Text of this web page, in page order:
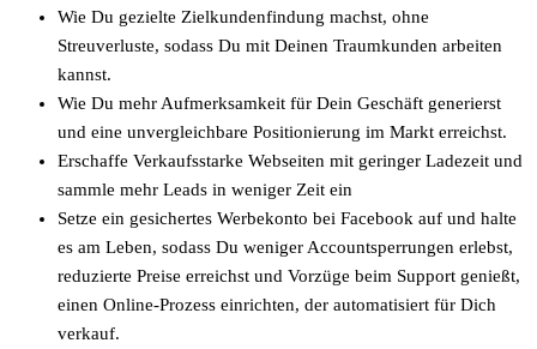
Wie Du gezielte Zielkundenfindung machst, ohne
Streuverluste, sodass Du mit Deinen Traumkunden arbeiten
kannst.
Wie Du mehr Aufmerksamkeit für Dein Geschäft generierst
und eine unvergleichbare Positionierung im Markt erreichst.
Erschaffe Verkaufsstarke Webseiten mit geringer Ladezeit und
sammle mehr Leads in weniger Zeit ein
Setze ein gesichertes Werbekonto bei Facebook auf und halte
es am Leben, sodass Du weniger Accountsperrungen erlebst,
reduzierte Preise erreichst und Vorzüge beim Support genießt,
einen Online-Prozess einrichten, der automatisiert für Dich
verkauf.